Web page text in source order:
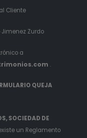
Cliente
Zurdo
a
.
QUEJA
SOCIEDAD DE
un Reglamento